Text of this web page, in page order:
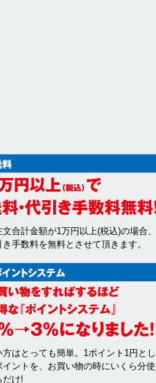
文合計金額が1万円以上(税込)の場合
き手数料を無料とさせて頂きます。
方はとっても簡単。1ポイント1円と
イントを、お買い物の時にいくら分
だけ!